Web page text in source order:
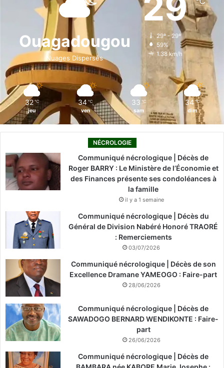
b
o
k
i
n
a
g
r
o
k
Ouagadougou
Nuages Dispersés
29º - 29º
59%
1.38 km/h
32 ℃
jeu
34 ℃
ven
33 ℃
sam
34 ℃
dim
NÉCROLOGIE
Communiqué nécrologique | Décès de
Roger BARRY : Le Ministère de l’Économie et
des Finances présente ses condoléances à
la famille
il y a 1 semaine
Communiqué nécrologique | Décès du
Général de Division Nabéré Honoré TRAORÉ
: Remerciements
03/07/2026
Communiqué nécrologique | Décès de son
Excellence Dramane YAMEOGO : Faire-part
28/06/2026
Communiqué nécrologique | Décès de
SAWADOGO BERNARD WENDIKONTE : Faire-
part
26/06/2026
Communiqué nécrologique | Décès de